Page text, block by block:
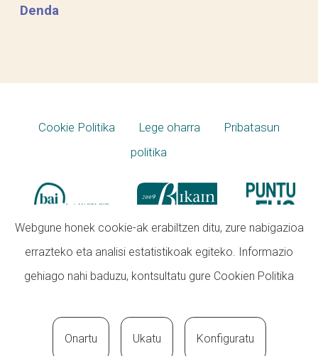
Denda
Cookie Politika Lege oharra
Pribatasun
politika
Webgune honek cookie-ak erabiltzen ditu, zure nabigazioa
errazteko eta analisi estatistikoak egiteko. Informazio
gehiago nahi baduzu, kontsultatu gure Cookien Politika
Onartu Ukatu Konfiguratu